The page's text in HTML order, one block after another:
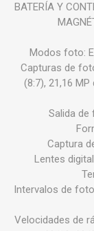
BATERÍA Y
Modos foto:
Capturas de
(8:7), 21,16
Salida de
Captura
Lentes
Intervalos de
Velocidades de